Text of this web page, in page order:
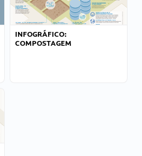
INFOGRÁFICO:
COMPOSTAGEM